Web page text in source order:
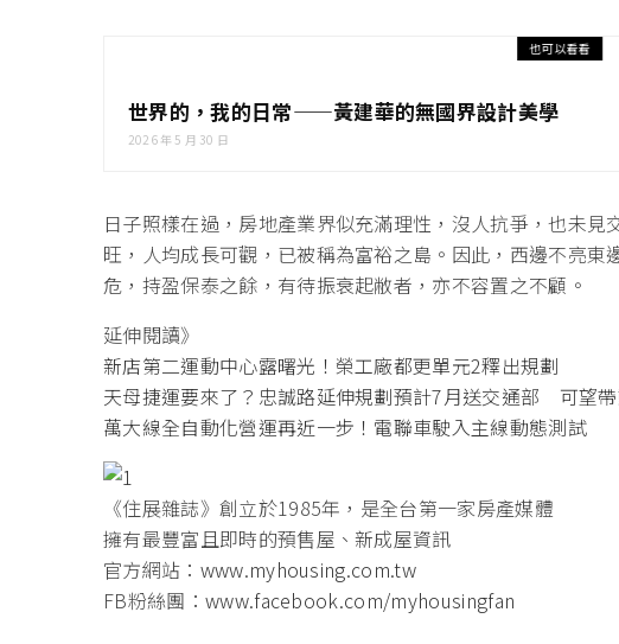
也可以看看
世界的，我的日常——黃建華的無國界設計美學
2026 年 5 月 30 日
日子照樣在過，房地產業界似充滿理性，沒人抗爭，也未
旺，人均成長可觀，已被稱為富裕之島。因此，西邊不亮
危，持盈保泰之餘，有待振衰起敝者，亦不容置之不顧。
延伸閱讀》
新店第二運動中心露曙光！榮工廠都更單元2釋出規劃
天母捷運要來了？忠誠路延伸規劃預計7月送交通部 可望
萬大線全自動化營運再近一步！電聯車駛入主線動態測試
《住展雜誌》創立於1985年，是全台第一家房產媒體
擁有最豐富且即時的預售屋、新成屋資訊
官方網站： www.myhousing.com.tw
FB粉絲團： www.facebook.com/myhousingfan